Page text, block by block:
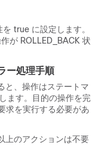
を true に設定します。
が ROLLED_BACK 状
ー処理手順
と、操作はステートマ
ます。目的の操作を完
求を実行する必要があ
上のアクションは不要